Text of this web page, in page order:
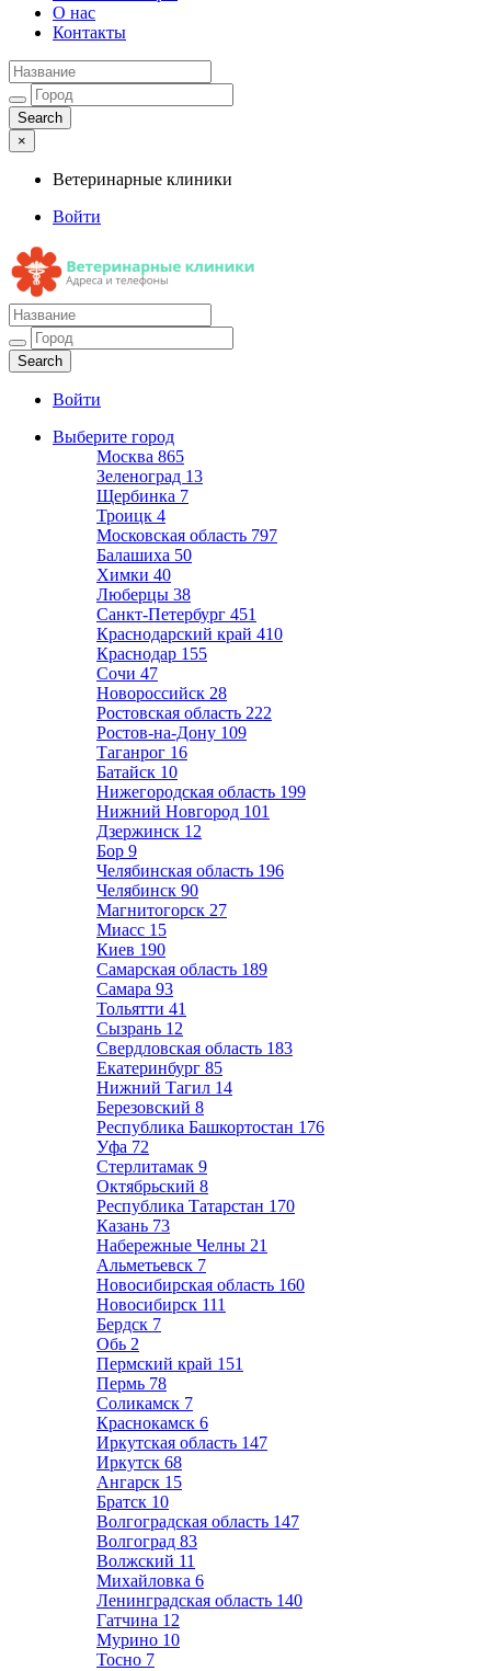
О нас
Контакты
×
Ветеринарные клиники
Войти
Ветеринарные клиники
Адреса и телефоны
Войти
Выберите город
Москва 865
Зеленоград 13
Щербинка 7
Троицк 4
Московская область 797
Балашиха 50
Химки 40
Люберцы 38
Санкт-Петербург 451
Краснодарский край 410
Краснодар 155
Сочи 47
Новороссийск 28
Ростовская область 222
Ростов-на-Дону 109
Таганрог 16
Батайск 10
Нижегородская область 199
Нижний Новгород 101
Дзержинск 12
Бор 9
Челябинская область 196
Челябинск 90
Магнитогорск 27
Миасс 15
Киев 190
Самарская область 189
Самара 93
Тольятти 41
Сызрань 12
Свердловская область 183
Екатеринбург 85
Нижний Тагил 14
Березовский 8
Республика Башкортостан 176
Уфа 72
Стерлитамак 9
Октябрьский 8
Республика Татарстан 170
Казань 73
Набережные Челны 21
Альметьевск 7
Новосибирская область 160
Новосибирск 111
Бердск 7
Обь 2
Пермский край 151
Пермь 78
Соликамск 7
Краснокамск 6
Иркутская область 147
Иркутск 68
Ангарск 15
Братск 10
Волгоградская область 147
Волгоград 83
Волжский 11
Михайловка 6
Ленинградская область 140
Гатчина 12
Мурино 10
Тосно 7